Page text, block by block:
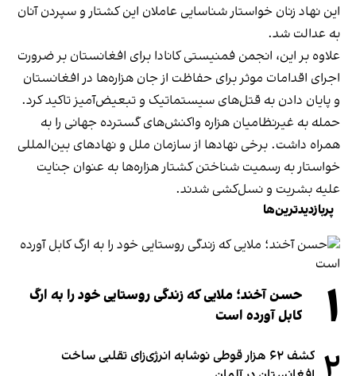
این نهاد زنان خواستار شناسایی عاملان این کشتار و سپردن آنان
به عدالت شد.
علاوه بر این، انجمن فمنیستی کانادا برای افغانستان بر ضرورت
اجرای اقدامات موثر برای حفاظت از جان هزاره‌ها در افغانستان
و پایان دادن به قتل‌های سیستماتیک و تبعیض‌آمیز تاکید کرد.
حمله به غیرنظامیان هزاره واکنش‌های گسترده جهانی را به
همراه داشت. برخی نهادها از سازمان ملل و نهادهای بین‌المللی
خواستار به رسمیت شناختن کشتار هزاره‌ها به عنوان جنایت
علیه بشریت و نسل‌کشی شدند.
پربازدیدترین‌ها
۱
حسن آخند؛ ملایی که زندگی روستایی خود را به ارگ
کابل آورده است
کشف ۶۲ هزار قوطی نوشابه انرژی‌زای تقلبی ساخت